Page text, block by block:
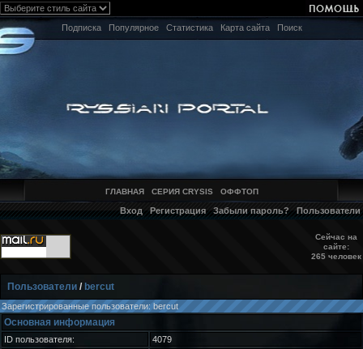
Подписка Популярное Статистика Карта сайта Поиск
ГЛАВНАЯ СЕРИЯ CRYSIS ОФФТОП
Вход Регистрация Забыли пароль? Пользователи
Сейчас на
сайте:
265 человек
Пользователи / bercut
Зарегистрированные пользователи: bercut
Основная информация
ID пользователя:
4079